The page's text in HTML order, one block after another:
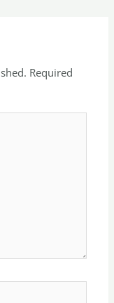
Required